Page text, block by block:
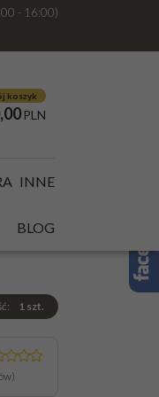
- 16:00)
koszyk
PLN
INNE
BLOG
: 1 szt.